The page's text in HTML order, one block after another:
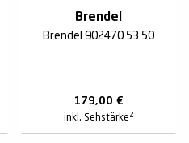
Brendel
Brendel 902470 53 50
179,00 €
inkl. Sehstärke 2